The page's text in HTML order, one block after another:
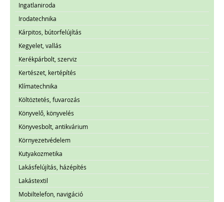
Ingatlaniroda
Irodatechnika
Kárpitos, bútorfelújítás
Kegyelet, vallás
Kerékpárbolt, szerviz
Kertészet, kertépítés
Klímatechnika
Költöztetés, fuvarozás
Könyvelő, könyvelés
Könyvesbolt, antikvárium
Környezetvédelem
Kutyakozmetika
Lakásfelújítás, házépítés
Lakástextil
Mobiltelefon, navigáció